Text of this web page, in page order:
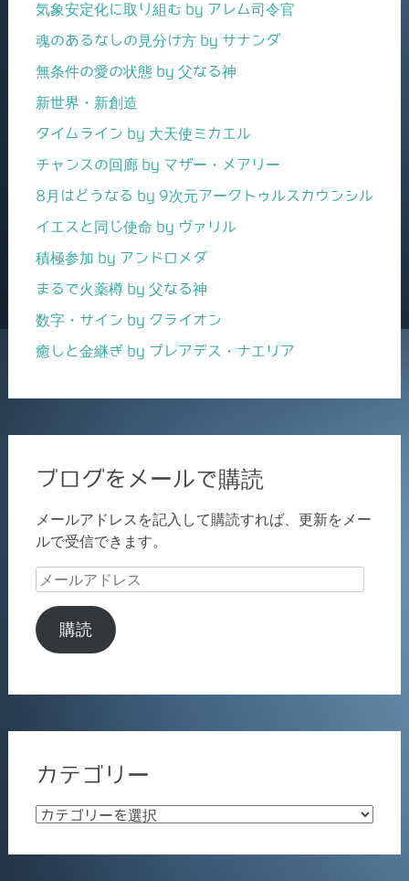
気象安定化に取り組む by アレム司令官
魂のあるなしの見分け方 by サナンダ
無条件の愛の状態 by 父なる神
新世界・新創造
タイムライン by 大天使ミカエル
チャンスの回廊 by マザー・メアリー
8月はどうなる by 9次元アークトゥルスカウンシル
イエスと同じ使命 by ヴァリル
積極参加 by アンドロメダ
まるで火薬樽 by 父なる神
数字・サイン by クライオン
癒しと金継ぎ by プレアデス・ナエリア
ブログをメールで購読
メールアドレスを記入して購読すれば、更新をメー
ルで受信できます。
メ
ル
ア
購読
カテゴリー
カ
ゴ